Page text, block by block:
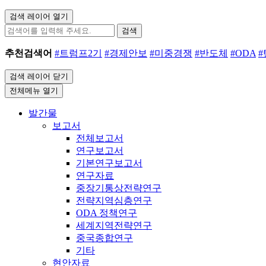
검색 레이어 열기
검색
추천검색어 #트럼프2기 #경제안보 #미중경쟁 #반도체 #ODA #
검색 레이어 닫기
전체메뉴 열기
발간물
보고서
전체보고서
연구보고서
기본연구보고서
연구자료
중장기통상전략연구
전략지역심층연구
ODA 정책연구
세계지역전략연구
중국종합연구
기타
현안자료